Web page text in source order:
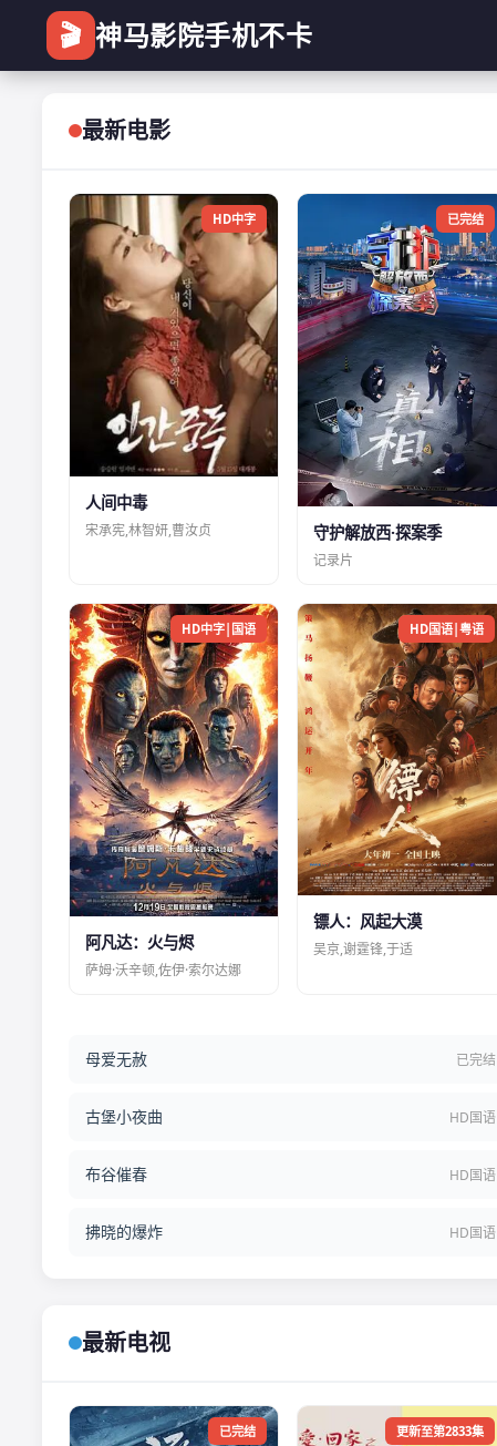
🎬 神马影院手机不卡
最新电影
HD中字
人间中毒
宋承宪,林智妍,曹汝贞
已完结
守护解放西·探案季
记录片
HD中字|国语
阿凡达：火与烬
萨姆·沃辛顿,佐伊·索尔达娜
HD国语|粤语
镖人：风起大漠
吴京,谢霆锋,于适
母爱无赦 已完结
古堡小夜曲 HD国语
布谷催春 HD国语
拂晓的爆炸 HD国语
最新电视
已完结 更新至第2833集